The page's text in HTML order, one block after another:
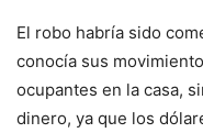
El robo habría sido
conocía sus
ocupantes en la casa,
dinero, ya que los